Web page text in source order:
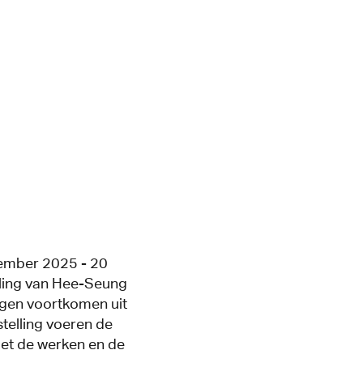
2025 - 20
van Hee-Seung
voortkomen uit
voeren de
de werken en de